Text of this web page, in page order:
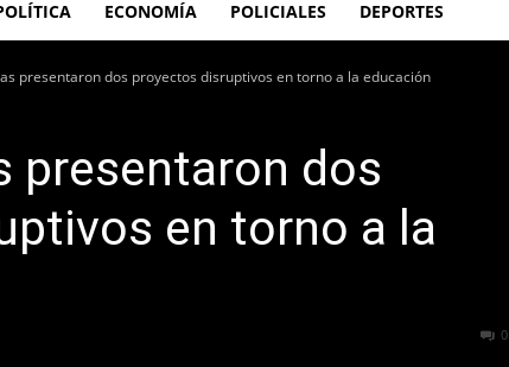
ECONOMÍA POLICIALES DEPORTES
presentaron dos proyectos disruptivos en torno a la educación
presentaron dos
en torno a la
0